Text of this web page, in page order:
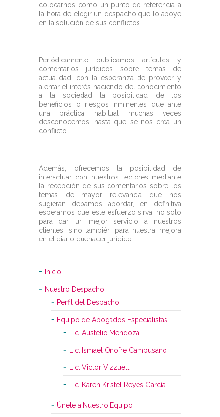
colocarnos como un punto de referencia a
la hora de elegir un despacho que lo apoye
en la solución de sus conflictos.
Periódicamente publicamos artículos y
comentarios jurídicos sobre temas de
actualidad, con la esperanza de proveer y
alentar el interés haciendo del conocimiento
a la sociedad la posibilidad de los
beneficios o riesgos inminentes que ante
una práctica habitual muchas veces
desconocemos, hasta que se nos crea un
conflicto.
Además, ofrecemos la posibilidad de
interactuar con nuestros lectores mediante
la recepción de sus comentarios sobre los
temas de mayor relevancia que nos
sugieran debamos abordar, en definitiva
esperamos que este esfuerzo sirva, no solo
para dar un mejor servicio a nuestros
clientes, sino también para nuestra mejora
en el diario quehacer jurídico.
Inicio
Nuestro Despacho
Perfil del Despacho
Equipo de Abogados Especialistas
Lic. Austelio Mendoza
Lic. Ismael Onofre Campusano
Lic. Victor Vizzuett
Lic. Karen Kristel Reyes García
Únete a Nuestro Equipo